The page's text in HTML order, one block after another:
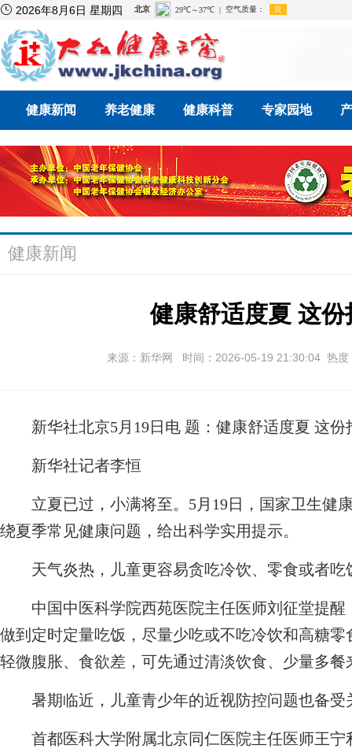
 2026年8月6日 星期四
健康新闻 养老健康 健康科普 专家园地
健康新闻
健康舒适度夏 这
来源：新华网 时间：2026-05-19 21:30:04 热
新华社北京5月19日电 题：健康舒适度夏 这份
新华社记者李恒
立夏已过，小满将至。5月19日，国家卫生健
绕夏季常见健康问题，给出科学实用提示。
天气炎热，儿童更容易贪吃冷饮、零食或者吃
中国中医科学院西苑医院主任医师刘征堂提醒
做到定时定量吃饭，尽量少吃或不吃冷饮和高糖
轻微腹胀、食欲差，可先通过清淡饮食、少量多餐
暑期临近，儿童青少年的近视防控问题也备受
首都医科大学附属北京同仁医院主任医师王宁